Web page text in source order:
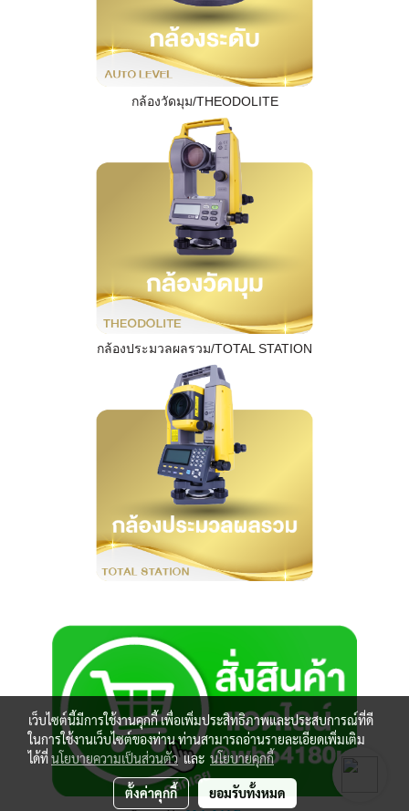
กล้องวัดมุม/THEODOLITE
กล้องประมวลผลรวม/TOTAL STATION
เว็บไซต์นี้มีการใช้งานคุกกี้ เพื่อเพิ่มประสิทธิภาพและประสบการณ์ที่ดี
ในการใช้งานเว็บไซต์ของท่าน ท่านสามารถอ่านรายละเอียดเพิ่มเติม
ได้ที่นโยบายความเป็นส่วนตัวและ นโยบายคุกกี้
ตั้งค่าคุกกี้ ยอมรับทั้งหมด